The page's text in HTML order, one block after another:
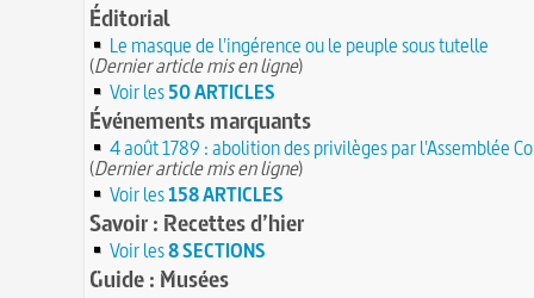
Éditorial
Le masque de l'ingérence ou le peuple sous tutelle
(Dernier article mis en ligne)
Voir les50 ARTICLES
Événements marquants
4 août 1789 : abolition des privilèges par l'Assemblée
(Dernier article mis en ligne)
Voir les158 ARTICLES
Savoir : Recettes d’hier
Voir les8 SECTIONS
Guide : Musées